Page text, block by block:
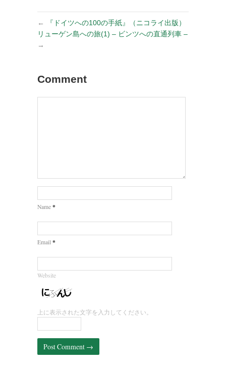
←
『ドイツへの100の手紙』（ニコライ出版）
リューゲン島への旅(1) – ビンツへの直通列車 –
→
Comment
Name *
Email *
Website
上に表示された文字を入力してください。